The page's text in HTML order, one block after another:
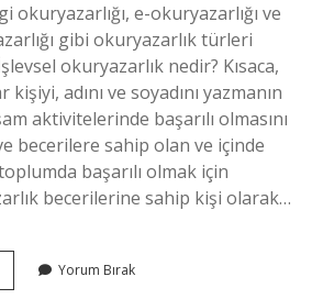
okuryazarlığı, e-okuryazarlığı ve
gibi okuryazarlık türleri
okuryazarlık nedir? Kısaca,
adını ve soyadını yazmanın
aktivitelerinde başarılı olmasını
becerilere sahip olan ve içinde
başarılı olmak için
becerilerine sahip kişi olarak…
FonksiyonelYorum Bırak